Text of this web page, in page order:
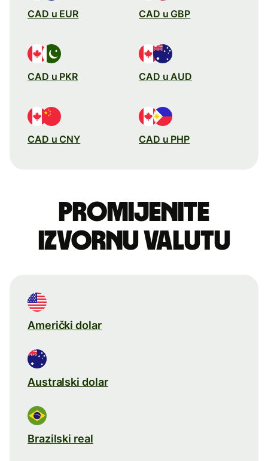
CAD u EUR CAD u GBP
CAD u PKR CAD u AUD
CAD u CNY CAD u PHP
Promijenite
izvornu valutu
Američki dolar
Australski dolar
Brazilski real